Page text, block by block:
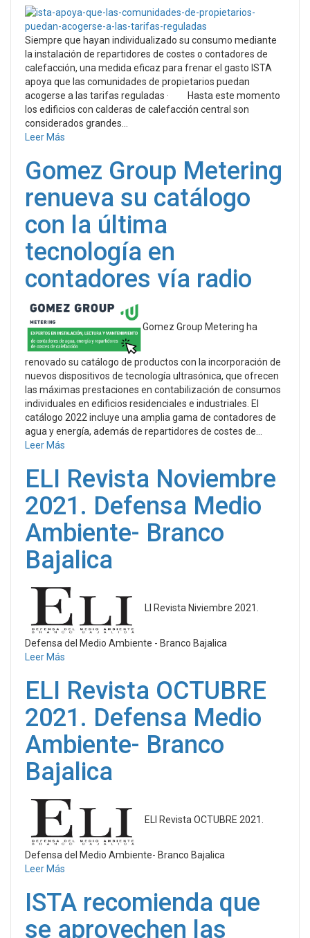
Siempre que hayan individualizado su consumo mediante
la instalación de repartidores de costes o contadores de
calefacción, una medida eficaz para frenar el gasto ISTA
apoya que las comunidades de propietarios puedan
acogerse a las tarifas reguladas · Hasta este momento
los edificios con calderas de calefacción central son
considerados grandes...
Leer Más
Gomez Group Metering
renueva su catálogo
con la última
tecnología en
contadores vía radio
Gomez Group Metering ha
renovado su catálogo de productos con la incorporación de
nuevos dispositivos de tecnología ultrasónica, que ofrecen
las máximas prestaciones en contabilización de consumos
individuales en edificios residenciales e industriales. El
catálogo 2022 incluye una amplia gama de contadores de
agua y energía, además de repartidores de costes de...
Leer Más
ELI Revista Noviembre
2021. Defensa Medio
Ambiente- Branco
Bajalica
LI Revista Niviembre 2021.
Defensa del Medio Ambiente - Branco Bajalica
Leer Más
ELI Revista OCTUBRE
2021. Defensa Medio
Ambiente- Branco
Bajalica
ELI Revista OCTUBRE 2021.
Defensa del Medio Ambiente- Branco Bajalica
Leer Más
ISTA recomienda que
se aprovechen las